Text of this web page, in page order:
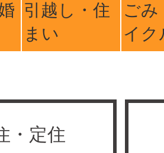
引越し・住
まい
ごみ
イク
・定住